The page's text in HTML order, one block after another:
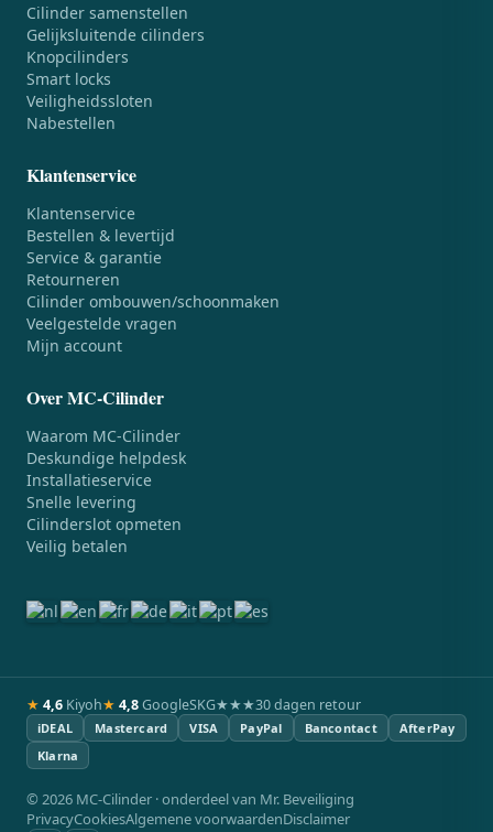
Cilinder samenstellen
Gelijksluitende cilinders
Knopcilinders
Smart locks
Veiligheidssloten
Nabestellen
Klantenservice
Klantenservice
Bestellen & levertijd
Service & garantie
Retourneren
Cilinder ombouwen/schoonmaken
Veelgestelde vragen
Mijn account
Over MC-Cilinder
Waarom MC-Cilinder
Deskundige helpdesk
Installatieservice
Snelle levering
Cilinderslot opmeten
Veilig betalen
★ 4,6 Kiyoh★ 4,8GoogleSKG★★★30 dagen retour
iDEAL Mastercard VISA PayPal Bancontact
AfterPay
Klarna
© 2026 MC-Cilinder · onderdeel van Mr. Beveiliging
PrivacyCookiesAlgemene voorwaardenDisclaimer